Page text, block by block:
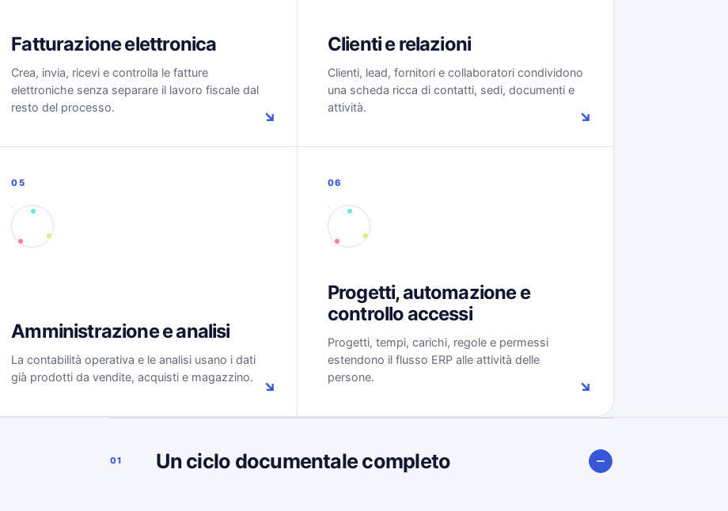
Fatturazione elettronica
Crea, invia, ricevi e controlla le fatture
elettroniche senza separare il lavoro fiscale dal
resto del processo.
↘
Clienti e relazioni
Clienti, lead, fornitori e collaboratori condividono
una scheda ricca di contatti, sedi, documenti e
attività.
↘
05
Amministrazione e analisi
La contabilità operativa e le analisi usano i dati
già prodotti da vendite, acquisti e magazzino.
↘
06
Progetti, automazione e
controllo accessi
Progetti, tempi, carichi, regole e permessi
estendono il flusso ERP alle attività delle
persone.
↘
01 Un ciclo documentale completo